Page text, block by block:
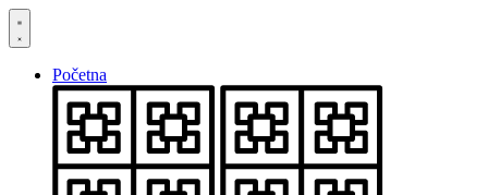
Skočite
na
Početna